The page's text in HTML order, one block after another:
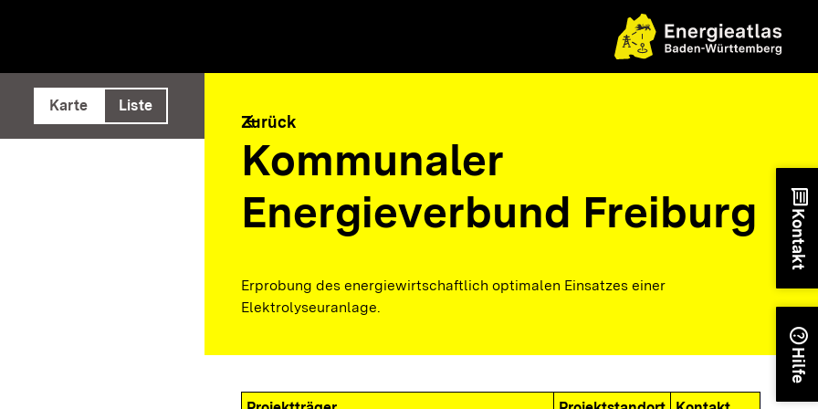
ausführen
Karte Liste
arrow_back
Zurück
Kommunaler
Energieverbund Freiburg
Erprobung des energiewirtschaftlich optimalen Einsatzes einer
Elektrolyseuranlage.
chat
Kontakt
help
Hilfe